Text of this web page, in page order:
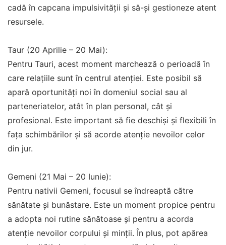
cadă în capcana impulsivității și să-și gestioneze atent
resursele.
Taur (20 Aprilie – 20 Mai):
Pentru Tauri, acest moment marchează o perioadă în
care relațiile sunt în centrul atenției. Este posibil să
apară oportunități noi în domeniul social sau al
parteneriatelor, atât în plan personal, cât și
profesional. Este important să fie deschiși și flexibili în
fața schimbărilor și să acorde atenție nevoilor celor
din jur.
Gemeni (21 Mai – 20 Iunie):
Pentru nativii Gemeni, focusul se îndreaptă către
sănătate și bunăstare. Este un moment propice pentru
a adopta noi rutine sănătoase și pentru a acorda
atenție nevoilor corpului și minții. În plus, pot apărea